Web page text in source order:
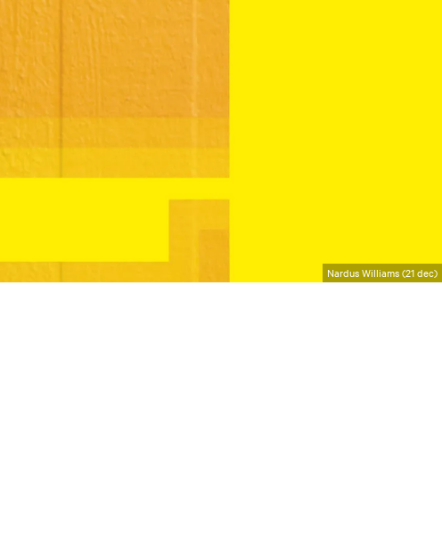
Nardus Williams (21 dec)